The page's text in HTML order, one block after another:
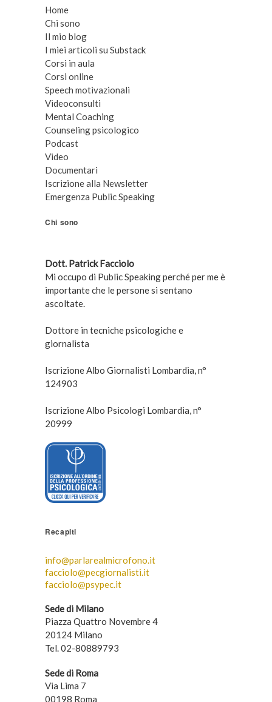
Home
Chi sono
Il mio blog
I miei articoli su Substack
Corsi in aula
Corsi online
Speech motivazionali
Videoconsulti
Mental Coaching
Counseling psicologico
Podcast
Video
Documentari
Iscrizione alla Newsletter
Emergenza Public Speaking
Chi sono
Dott. Patrick Facciolo
Mi occupo di Public Speaking perché per me è
importante che le persone si sentano
ascoltate.
Dottore in tecniche psicologiche e
giornalista
Iscrizione Albo Giornalisti Lombardia, n°
124903
Iscrizione Albo Psicologi Lombardia, n°
20999
Recapiti
info@parlarealmicrofono.it
facciolo@pecgiornalisti.it
facciolo@psypec.it
Sede di Milano
Piazza Quattro Novembre 4
20124 Milano
Tel. 02-80889793
Sede di Roma
Via Lima 7
00198 Roma